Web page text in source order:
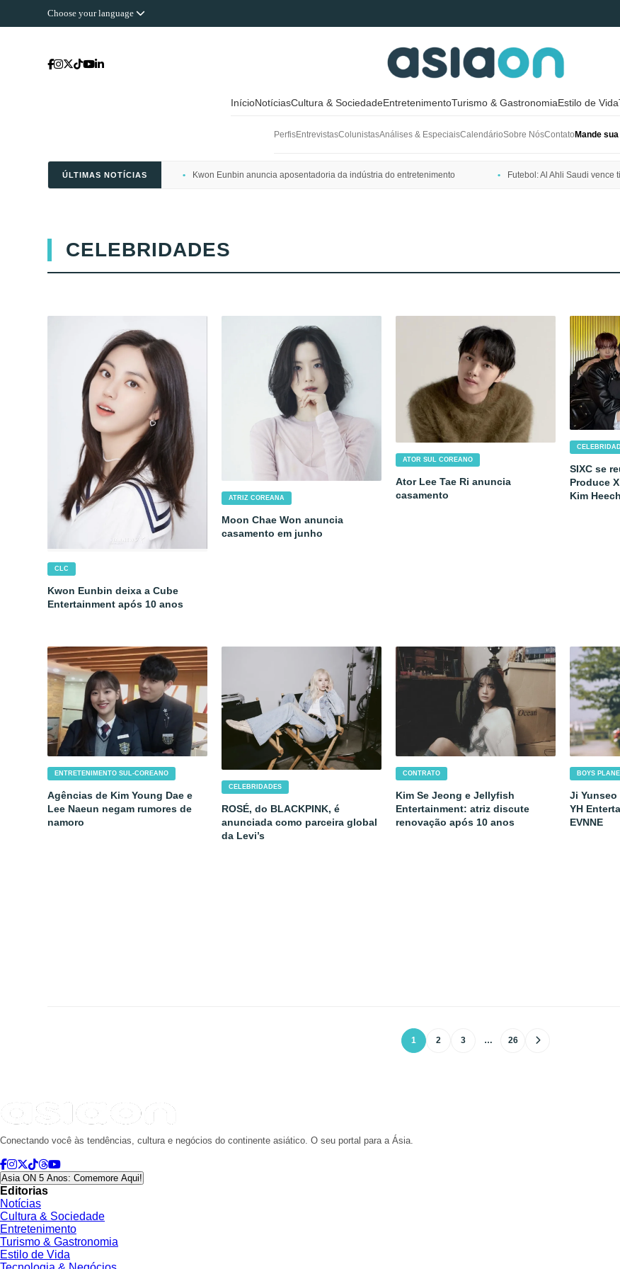
Choose your language
InícioNotíciasCultura & SociedadeEntretenimentoTurismo & GastronomiaEstilo de Vida
PerfisEntrevistasColunistasAnálises & EspeciaisCalendárioSobre NósContato Mande
ÚLTIMAS NOTÍCIAS Kwon Eunbin anuncia aposentadoria da indústria do entretenimento Futebol: Al Ahli Saudi
CELEBRIDADES
CLC
Kwon Eunbin deixa a Cube
Entertainment após 10 anos
ATRIZ COREANA
Moon Chae Won anuncia
casamento em junho
ATOR SUL COREANO
Ator Lee Tae Ri anuncia
casamento
SIXC se
Produce
Kim
ENTRETENIMENTO SUL-COREANO
Agências de Kim Young Dae e
Lee Naeun negam rumores de
namoro
CELEBRIDADES
ROSÉ, do BLACKPINK, é
anunciada como parceira global
da Levi’s
CONTRATO
Kim Se Jeong e Jellyfish
Entertainment: atriz discute
renovação após 10 anos
BOYS
Ji
YH
EVNNE
1 2 3 … 26
Conectando você às tendências, cultura e negócios do continente asiático. O seu portal para a Ásia.
Asia ON 5 Anos: Comemore Aqui!
Editorias
Notícias
Cultura & Sociedade
Entretenimento
Turismo & Gastronomia
Estilo de Vida